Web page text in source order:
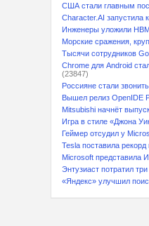
США стали главным
Character.AI запустила
Инженеры уложили
Морские сражения,
Тысячи сотрудников
Chrome для Android
(23847)
Россияне стали звонить
Вышел релиз OpenIDE
Mitsubishi начнёт
Игра в стиле «Джона
Геймер отсудил у
Tesla поставила рекорд
Microsoft представила
Энтузиаст потратил три
«Яндекс» улучшил